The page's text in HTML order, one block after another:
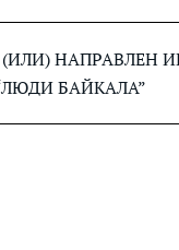
БАЙКАЛА”